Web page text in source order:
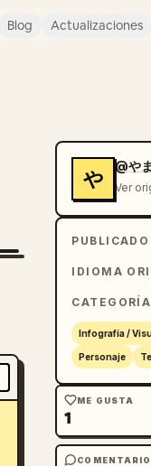
Blog Actualizaciones
や
@や
Ver
PUBLICADO
IDIOMA
Infografía /
Personaje
ME GUSTA
1